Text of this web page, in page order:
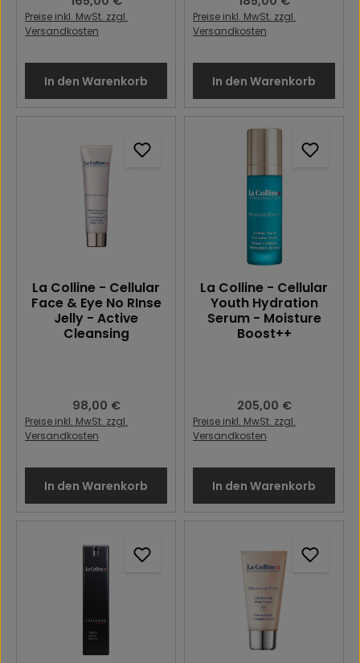
Preise inkl. MwSt. zzgl.
Versandkosten
In den Warenkorb
Preise inkl. MwSt. zzgl.
Versandkosten
In den Warenkorb
La Colline - Cellular
Face & Eye No RInse
Jelly - Active
Cleansing
Regulärer Preis:
98,00 €
Preise inkl. MwSt. zzgl.
Versandkosten
In den Warenkorb
La Colline - Cellular
Youth Hydration
Serum - Moisture
Boost++
Regulärer Preis:
205,00 €
Preise inkl. MwSt. zzgl.
Versandkosten
In den Warenkorb